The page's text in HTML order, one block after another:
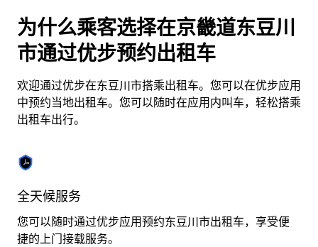
头
键
可
览
日
历
选
择
日
期。
按
退
为什么乘客选择在京畿道东豆川
市通过优步预约出租车
欢迎通过优步在东豆川市搭乘出租车。您可以在优步应用
中预约当地出租车。您可以随时在应用内叫车，轻松搭乘
出租车出行。
全天候服务
您可以随时通过优步应用预约东豆川市出租车，享受便
捷的上门接载服务。